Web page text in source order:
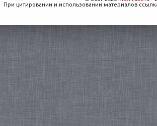
При цитировании и использовании материалов